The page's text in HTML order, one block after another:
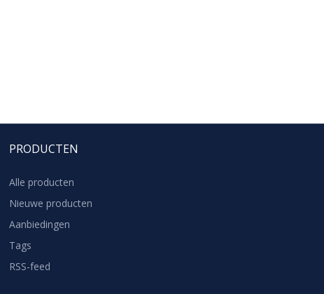
PRODUCTEN
Alle producten
Nieuwe producten
Aanbiedingen
Tags
RSS-feed